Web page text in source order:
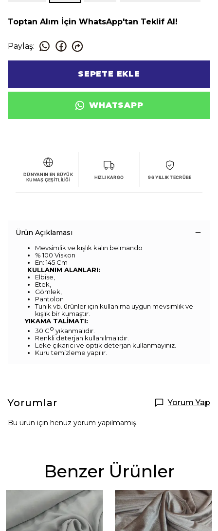
Toptan Alım İçin WhatsApp'tan Teklif Al!
Paylaş:
SEPETE EKLE
WHATSAPP
DÜNYANIN EN BÜYÜK
KUMAŞ ÇEŞITLILIĞI
HIZLI KARGO 96 YILLIK TECRÜBE
Ürün Açıklaması
Mevsimlik ve kışlık kalın belmando
% 100 Viskon
En: 145 Cm
KULLANIM ALANLARI:
Elbise,
Etek,
Gömlek,
Pantolon
Tunik vb. ürünler için kullanıma uygun mevsimlik ve
kışlık bir kumaştır.
YIKAMA TALİMATI:
30 Co yıkanmalıdır.
Renkli deterjan kullanılmalıdır.
Leke çıkarıcı ve optik deterjan kullanmayınız.
Kuru temizleme yapılır.
Yorumlar Yorum Yap
Bu ürün için henüz yorum yapılmamış.
Benzer Ürünler